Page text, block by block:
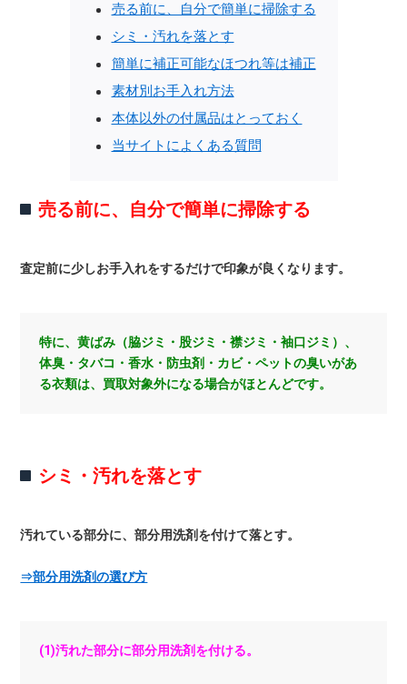
売る前に、自分で簡単に掃除する
シミ・汚れを落とす
簡単に補正可能なほつれ等は補正
素材別お手入れ方法
本体以外の付属品はとっておく
当サイトによくある質問
売る前に、自分で簡単に掃除する
査定前に少しお手入れをするだけで印象が良くなります。
特に、黄ばみ（脇ジミ・股ジミ・襟ジミ・袖口ジミ）、
体臭・タバコ・香水・防虫剤・カビ・ペットの臭いがあ
る衣類は、買取対象外になる場合がほとんどです。
シミ・汚れを落とす
汚れている部分に、部分用洗剤を付けて落とす。
⇒部分用洗剤の選び方
(1)汚れた部分に部分用洗剤を付ける。